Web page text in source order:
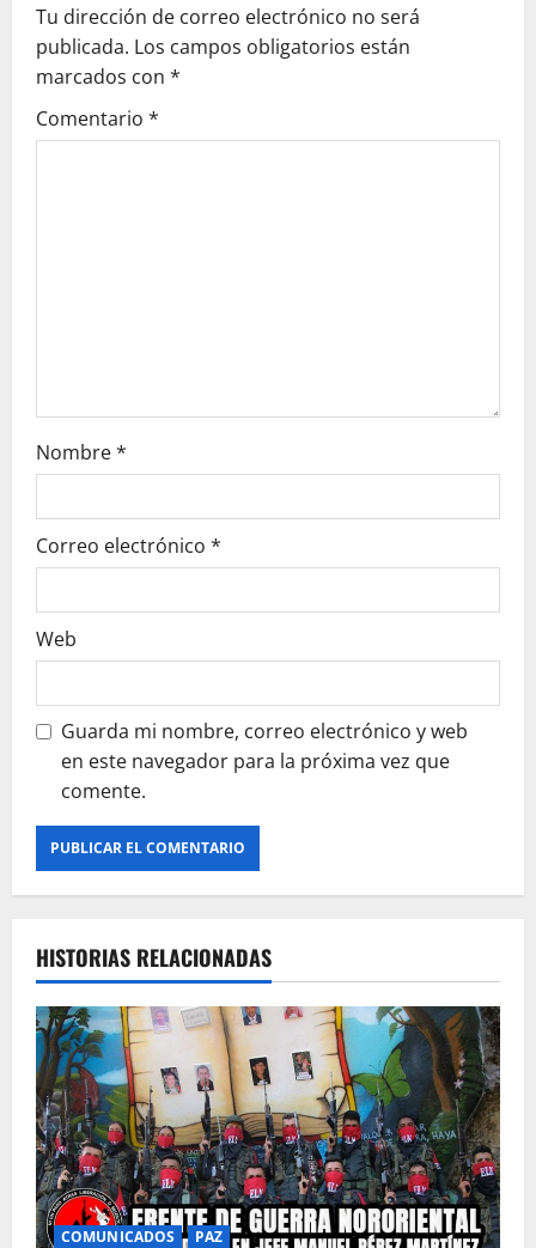
c
i
ó
t
r
a
d
a
s
Tu dirección de correo electrónico no será
publicada. Los campos obligatorios están
marcados con *
Comentario *
Nombre*
Correo electrónico *
Web
Guarda mi nombre, correo electrónico y web
en este navegador para la próxima vez que
comente.
HISTORIAS RELACIONADAS
COMUNICADOS PAZ